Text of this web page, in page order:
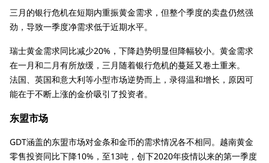
三月的银行危机在短期内重振黄金需求，但整个季度的卖盘仍然强
劲，导致一季度净需求低于近期水平。
瑞士黄金需求同比减少20%，下降趋势明显但降幅较小。黄金需求
在一月和二月有所放缓，三月随着银行危机的蔓延又卷土重来。
法国、英国和意大利等小型市场逆势而上，录得温和增长，原因可
能在于不断上涨的金价吸引了投资者。
东盟市场
GDT涵盖的东盟市场对金条和金币的需求情况各不相同。越南黄金
零售投资同比下降10%，至13吨，创下2020年疫情以来的第一季度